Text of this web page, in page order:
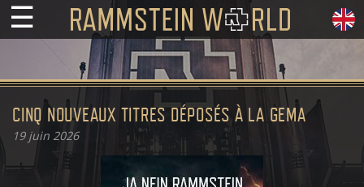
☰
CINQ NOUVEAUX TITRES DÉPOSÉS À LA GEMA
19juin 2026